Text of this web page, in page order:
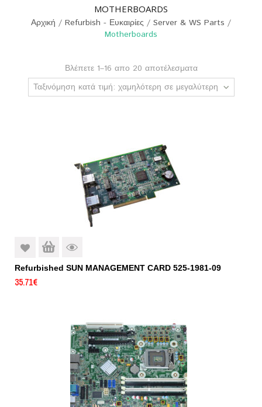
MOTHERBOARDS
Αρχική / Refurbish - Ευκαιρίες / Server & WS Parts /
Motherboards
Βλέπετε 1–16 απο 20 αποτέλεσματα
Ταξινόμηση κατά τιμή: χαμηλότερη σε μεγαλύτερη
Refurbished SUN MANAGEMENT CARD 525-1981-09
35.71€